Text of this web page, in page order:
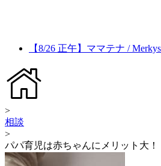
【8/26 正午】ママテナ /
>
相談
>
パパ育児は赤ちゃんにメリット大！